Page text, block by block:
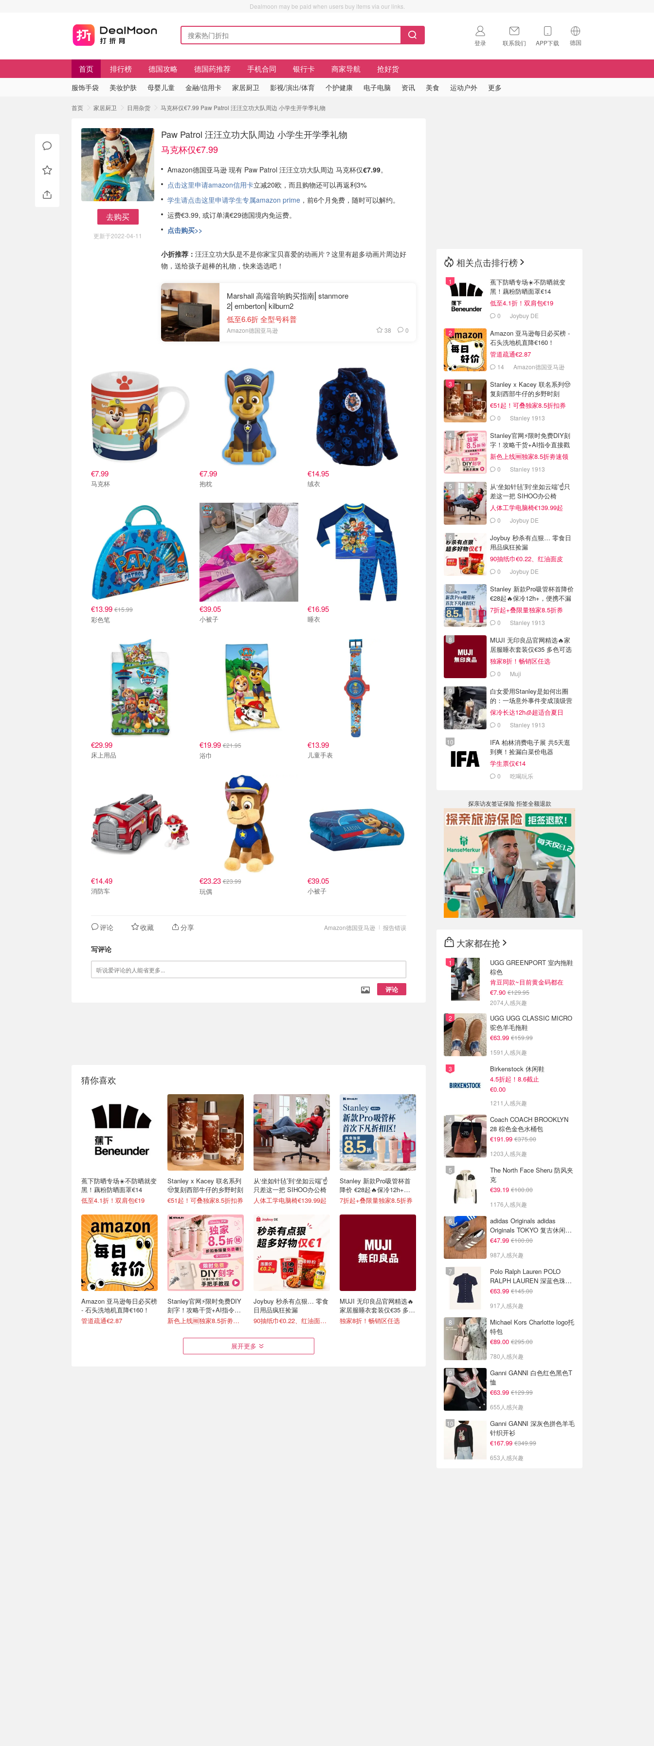
Dealmoon may be paid when users buy items via our links.
登录 联系我们 APP下载 德国
🇺🇸
首页 排行榜 德国攻略 德国药推荐 手机合同 银行卡 商家导航 抢好货
服饰手袋 美妆护肤 母婴儿童 金融/信用卡 家居厨卫 影视/演出/体育 个护健康 电子电脑 资讯 美食 运动户外 更多
首页 家居厨卫 日用杂货 马克杯仅€7.99 Paw Patrol 汪汪立功大队周边 小学生开学季礼物
去购买
更新于2022-04-11
Paw Patrol 汪汪立功大队周边 小学生开学季礼物
马克杯仅€7.99
Amazon德国亚马逊 现有 Paw Patrol 汪汪立功大队周边 马克杯仅€7.99。
点击这里申请amazon信用卡立减20欧，而且购物还可以再返利3%
学生请点击这里申请学生专属amazon prime ，前6个月免费，随时可以解约。
运费€3.99, 或订单满€29德国境内免运费。
点击购买>>
小折推荐： 汪汪立功大队是不是你家宝贝喜爱的动画片？这里有超多动画片周边好
物，送给孩子超棒的礼物，快来选选吧！
Marshall 高端音响购买指南⎢stanmore
2⎢emberton⎢kilburn2
低至6.6折 全型号科普
Amazon德国亚马逊 38 0
€7.99
马克杯
€7.99
抱枕
€14.95
绒衣
€13.99 €15.99
彩色笔
€39.05
小被子
€16.95
睡衣
€29.99
床上用品
€19.99€21.95
浴巾
€13.99
儿童手表
€14.49
消防车
€23.23€23.99
玩偶
€39.05
小被子
报告错误
Amazon德国亚马逊
评论 收藏 分享
写评论
评论
猜你喜欢
蕉下防晒专场☀️不防晒就变
黑！藕粉防晒面罩€14
低至4.1折！双肩包€19
Amazon 亚马逊每日必买榜
- 石头洗地机直降€160！
管道疏通€2.87
Stanley x Kacey 联名系列
🤠复刻西部牛仔的乡野时刻
€51起！可叠独家8.5折扣券
Stanley官网⚡️限时免费DIY
刻字！攻略干货+AI指令直
接戳
新色上线🆓独家8.5折劵速领
从‘坐如针毡’到‘坐如云端’☝️
只差这一把 SIHOO办公椅
人体工学电脑椅€139.99起
Joybuy 秒杀有点狠… 零食
日用品疯狂捡漏
90抽纸巾€0.22、红油面皮€0.99
Stanley 新款Pro吸管杯首
降价 €28起🔥保冷12h+，
便携不漏水
7折起+叠限量独家8.5折券
MUJI 无印良品官网精选🔥
家居服睡衣套装仅€35 多色
可选
独家8折！畅销区任选
展开更多
相关点击排行榜
蕉下防晒专场☀️不防晒就变
黑！藕粉防晒面罩€14
低至4.1折！双肩包€19
0 Joybuy DE
Amazon 亚马逊每日必买榜 -
石头洗地机直降€160！
管道疏通€2.87
14 Amazon德国亚马逊
Stanley x Kacey 联名系列🤠
复刻西部牛仔的乡野时刻
€51起！可叠独家8.5折扣券
0 Stanley 1913
Stanley官网⚡️限时免费DIY刻
字！攻略干货+AI指令直接戳
新色上线🆓独家8.5折劵速领
0 Stanley 1913
从‘坐如针毡’到‘坐如云端’☝️只
差这一把 SIHOO办公椅
人体工学电脑椅€139.99起
0 Joybuy DE
Joybuy 秒杀有点狠… 零食日
用品疯狂捡漏
90抽纸巾€0.22、红油面皮
€0.99
0 Joybuy DE
Stanley 新款Pro吸管杯首降价
€28起🔥保冷12h+，便携不漏
水
7折起+叠限量独家8.5折券
0 Stanley 1913
MUJI 无印良品官网精选🔥家
居服睡衣套装仅€35 多色可选
独家8折！畅销区任选
0 Muji
白女爱用Stanley是如何出圈
的：一场意外事件变成顶级营
销案例
保冷长达12h🧊超适合夏日
0 Stanley 1913
IFA 柏林消费电子展 共5天逛
到爽！捡漏白菜价电器
学生票仅€14
0 吃喝玩乐
探亲访友签证保险 拒签全额退款
大家都在抢
UGG GREENPORT 室内拖鞋
棕色
肯豆同款~目前黄金码都在
€7.90 €129.95
2074人感兴趣
UGG UGG CLASSIC MICRO
驼色羊毛拖鞋
€63.99 €159.99
1591人感兴趣
Birkenstock 休闲鞋
4.5折起！8.6截止
€0.00
1211人感兴趣
Coach COACH BROOKLYN
28 棕色金色水桶包
€191.99 €375.00
1203人感兴趣
The North Face Sheru 防风夹
克
€39.19 €100.00
1176人感兴趣
adidas Originals adidas
Originals TOKYO 复古休闲鞋
深棕色
€47.99 €100.00
987人感兴趣
Polo Ralph Lauren POLO
RALPH LAUREN 深蓝色珠地
布 Polo衫
€63.99 €145.00
917人感兴趣
Michael Kors Charlotte logo托
特包
€89.00 €295.00
780人感兴趣
Ganni GANNI 白色红色黑色T
恤
€63.99 €129.99
655人感兴趣
Ganni GANNI 深灰色拼色羊毛
针织开衫
€167.99 €349.99
653人感兴趣